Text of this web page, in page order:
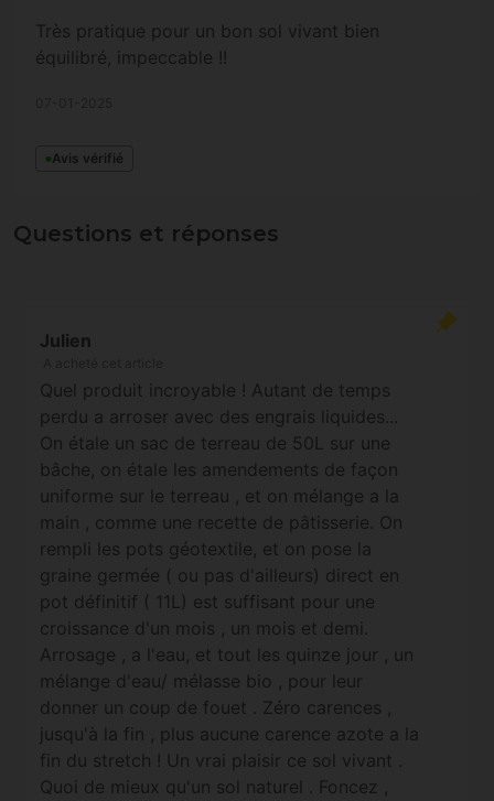
Très pratique pour un bon sol vivant bien
équilibré, impeccable !!
Avis vérifié
Questions et réponses
Julien
Quel produit incroyable ! Autant de temps
perdu a arroser avec des engrais liquides...
On étale un sac de terreau de 50L sur une
bâche, on étale les amendements de façon
uniforme sur le terreau , et on mélange a la
main , comme une recette de pâtisserie. On
rempli les pots géotextile, et on pose la
graine germée ( ou pas d'ailleurs) direct en
pot définitif ( 11L) est suffisant pour une
croissance d'un mois , un mois et demi.
Arrosage , a l'eau, et tout les quinze jour , un
mélange d'eau/ mélasse bio , pour leur
donner un coup de fouet . Zéro carences ,
jusqu'à la fin , plus aucune carence azote a la
fin du stretch ! Un vrai plaisir ce sol vivant .
Quoi de mieux qu'un sol naturel . Foncez ,